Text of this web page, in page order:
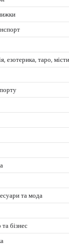
езотерика, таро,
та мода
бізнес